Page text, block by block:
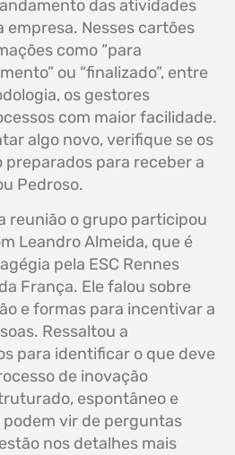
das atividades
empresa. Nesses cartões
como “para
ou “finalizado”, entre
os gestores
com maior facilidade.
algo novo, verifique se os
preparados para receber a
Pedroso.
reunião o grupo participou
Leandro Almeida, que é
pela ESC Rennes
França. Ele falou sobre
e formas para incentivar a
Ressaltou a
para identificar o que deve
de inovação
espontâneo e
vir de perguntas
nos detalhes mais